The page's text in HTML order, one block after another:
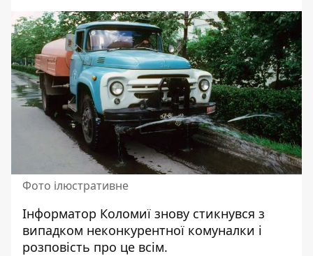
Фото ілюстративне
Інформатор Коломиї знову стикнувся з
випадком неконкурентної комуналки і
розповість про це всім.